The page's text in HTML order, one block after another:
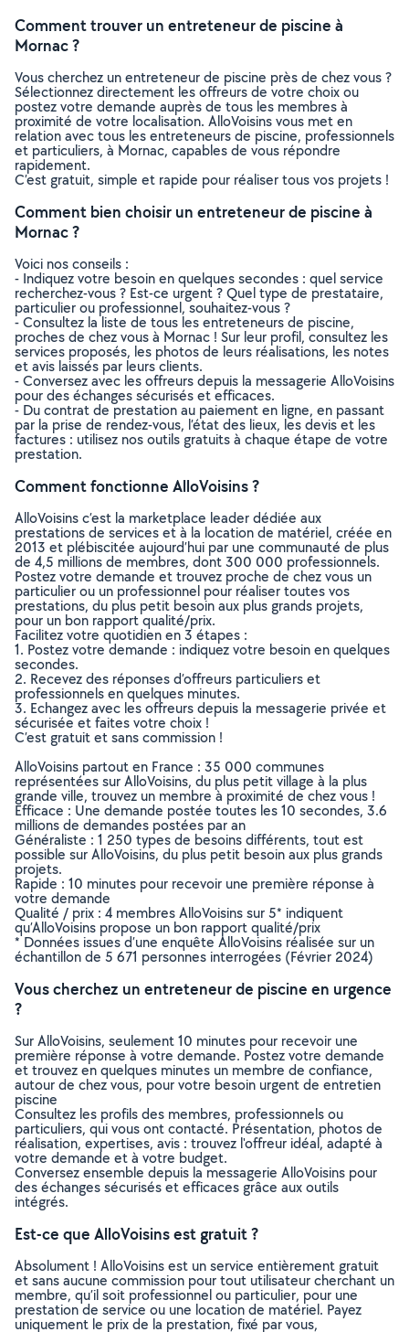
Comment trouver un entreteneur de piscine à
Mornac ?
Vous cherchez un entreteneur de piscine près de chez vous ?
Sélectionnez directement les offreurs de votre choix ou
postez votre demande auprès de tous les membres à
proximité de votre localisation. AlloVoisins vous met en
relation avec tous les entreteneurs de piscine, professionnels
et particuliers, à Mornac, capables de vous répondre
rapidement.
C’est gratuit, simple et rapide pour réaliser tous vos projets !
Comment bien choisir un entreteneur de piscine à
Mornac ?
Voici nos conseils :
- Indiquez votre besoin en quelques secondes : quel service
recherchez-vous ? Est-ce urgent ? Quel type de prestataire,
particulier ou professionnel, souhaitez-vous ?
- Consultez la liste de tous les entreteneurs de piscine,
proches de chez vous à Mornac ! Sur leur profil, consultez les
services proposés, les photos de leurs réalisations, les notes
et avis laissés par leurs clients.
- Conversez avec les offreurs depuis la messagerie AlloVoisins
pour des échanges sécurisés et efficaces.
- Du contrat de prestation au paiement en ligne, en passant
par la prise de rendez-vous, l’état des lieux, les devis et les
factures : utilisez nos outils gratuits à chaque étape de votre
prestation.
Comment fonctionne AlloVoisins ?
AlloVoisins c’est la marketplace leader dédiée aux
prestations de services et à la location de matériel, créée en
2013 et plébiscitée aujourd’hui par une communauté de plus
de 4,5 millions de membres, dont 300 000 professionnels.
Postez votre demande et trouvez proche de chez vous un
particulier ou un professionnel pour réaliser toutes vos
prestations, du plus petit besoin aux plus grands projets,
pour un bon rapport qualité/prix.
Facilitez votre quotidien en 3 étapes :
1. Postez votre demande : indiquez votre besoin en quelques
secondes.
2. Recevez des réponses d’offreurs particuliers et
professionnels en quelques minutes.
3. Echangez avec les offreurs depuis la messagerie privée et
sécurisée et faites votre choix !
C’est gratuit et sans commission !
AlloVoisins partout en France : 35 000 communes
représentées sur AlloVoisins, du plus petit village à la plus
grande ville, trouvez un membre à proximité de chez vous !
Efficace : Une demande postée toutes les 10 secondes, 3.6
millions de demandes postées par an
Généraliste : 1 250 types de besoins différents, tout est
possible sur AlloVoisins, du plus petit besoin aux plus grands
projets.
Rapide : 10 minutes pour recevoir une première réponse à
votre demande
Qualité / prix : 4 membres AlloVoisins sur 5* indiquent
qu’AlloVoisins propose un bon rapport qualité/prix
* Données issues d’une enquête AlloVoisins réalisée sur un
échantillon de 5 671 personnes interrogées (Février 2024)
Vous cherchez un entreteneur de piscine en urgence
?
Sur AlloVoisins, seulement 10 minutes pour recevoir une
première réponse à votre demande. Postez votre demande
et trouvez en quelques minutes un membre de confiance,
autour de chez vous, pour votre besoin urgent de entretien
piscine
Consultez les profils des membres, professionnels ou
particuliers, qui vous ont contacté. Présentation, photos de
réalisation, expertises, avis : trouvez l'offreur idéal, adapté à
votre demande et à votre budget.
Conversez ensemble depuis la messagerie AlloVoisins pour
des échanges sécurisés et efficaces grâce aux outils
intégrés.
Est-ce que AlloVoisins est gratuit ?
Absolument ! AlloVoisins est un service entièrement gratuit
et sans aucune commission pour tout utilisateur cherchant un
membre, qu’il soit professionnel ou particulier, pour une
prestation de service ou une location de matériel. Payez
uniquement le prix de la prestation, fixé par vous,